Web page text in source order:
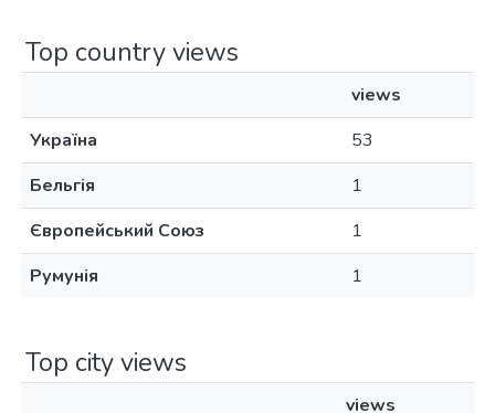
Top country views
views
Україна
53
Бельгія
1
Європейський Союз
1
Румунія
1
Top city views
views